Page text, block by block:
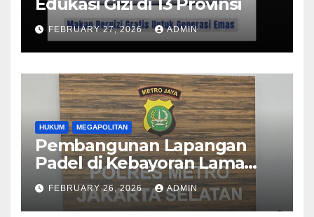
FEBRUARY 27, 2026 ADMIN
HUKUM MEGAPOLITAN
Pembangunan Lapangan
Padel di Kebayoran Lama
Diselidiki Polisi
FEBRUARY 26, 2026 ADMIN